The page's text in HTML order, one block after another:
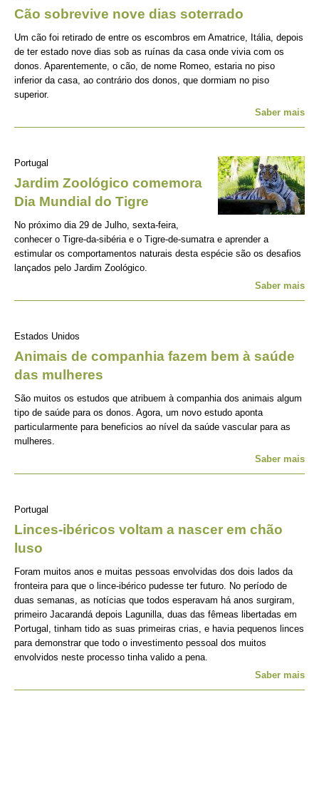
Cão sobrevive nove dias soterrado
Um cão foi retirado de entre os escombros em Amatrice, Itália, depois
de ter estado nove dias sob as ruínas da casa onde vivia com os
donos. Aparentemente, o cão, de nome Romeo, estaria no piso
inferior da casa, ao contrário dos donos, que dormiam no piso
superior.
Saber mais
Portugal
Jardim Zoológico comemora
Dia Mundial do Tigre
No próximo dia 29 de Julho, sexta-feira,
conhecer o Tigre-da-sibéria e o Tigre-de-sumatra e aprender a
estimular os comportamentos naturais desta espécie são os desafios
lançados pelo Jardim Zoológico.
Saber mais
Estados Unidos
Animais de companhia fazem bem à saúde
das mulheres
São muitos os estudos que atribuem à companhia dos animais algum
tipo de saúde para os donos. Agora, um novo estudo aponta
particularmente para beneficios ao nível da saúde vascular para as
mulheres.
Saber mais
Portugal
Linces-ibéricos voltam a nascer em chão
luso
Foram muitos anos e muitas pessoas envolvidas dos dois lados da
fronteira para que o lince-ibérico pudesse ter futuro. No período de
duas semanas, as notícias que todos esperavam há anos surgiram,
primeiro Jacarandá depois Lagunilla, duas das fêmeas libertadas em
Portugal, tinham tido as suas primeiras crias, e havia pequenos linces
para demonstrar que todo o investimento pessoal dos muitos
envolvidos neste processo tinha valido a pena.
Saber mais